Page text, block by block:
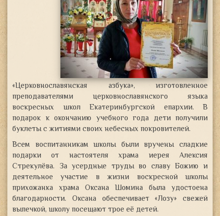
«Церковнославянская азбука», изготовленное
преподавателями церковнославянского языка
воскресных школ Екатеринбургской епархии. В
подарок к окончанию учебного года дети получили
буклеты с житиями своих небесных покровителей.
Всем воспитанникам школы были вручены сладкие
подарки от настоятеля храма иерея Алексия
Стрекулёва. За усердные труды во славу Божию и
деятельное участие в жизни воскресной школы
прихожанка храма Оксана Шомина была удостоена
благодарности. Оксана обеспечивает «Лозу» свежей
выпечкой, школу посещают трое её детей.